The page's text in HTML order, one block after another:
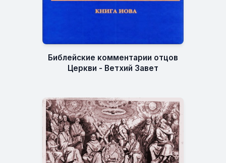
Библейские комментарии отцов
Церкви - Ветхий Завет